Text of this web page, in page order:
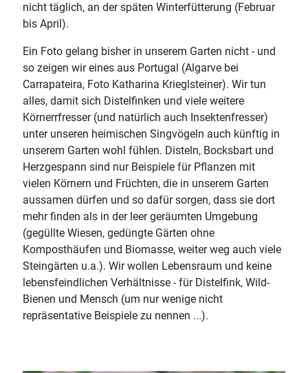
nicht täglich, an der späten Winterfütterung (Februar
bis April).
Ein Foto gelang bisher in unserem Garten nicht - und
so zeigen wir eines aus Portugal (Algarve bei
Carrapateira, Foto Katharina Krieglsteiner). Wir tun
alles, damit sich Distelfinken und viele weitere
Körnerrfresser (und natürlich auch Insektenfresser)
unter unseren heimischen Singvögeln auch künftig in
unserem Garten wohl fühlen. Disteln, Bocksbart und
Herzgespann sind nur Beispiele für Pflanzen mit
vielen Körnern und Früchten, die in unserem Garten
aussamen dürfen und so dafür sorgen, dass sie dort
mehr finden als in der leer geräumten Umgebung
(gegüllte Wiesen, gedüngte Gärten ohne
Komposthäufen und Biomasse, weiter weg auch viele
Steingärten u.a.). Wir wollen Lebensraum und keine
lebensfeindlichen Verhältnisse - für Distelfink, Wild-
Bienen und Mensch (um nur wenige nicht
repräsentative Beispiele zu nennen ...).